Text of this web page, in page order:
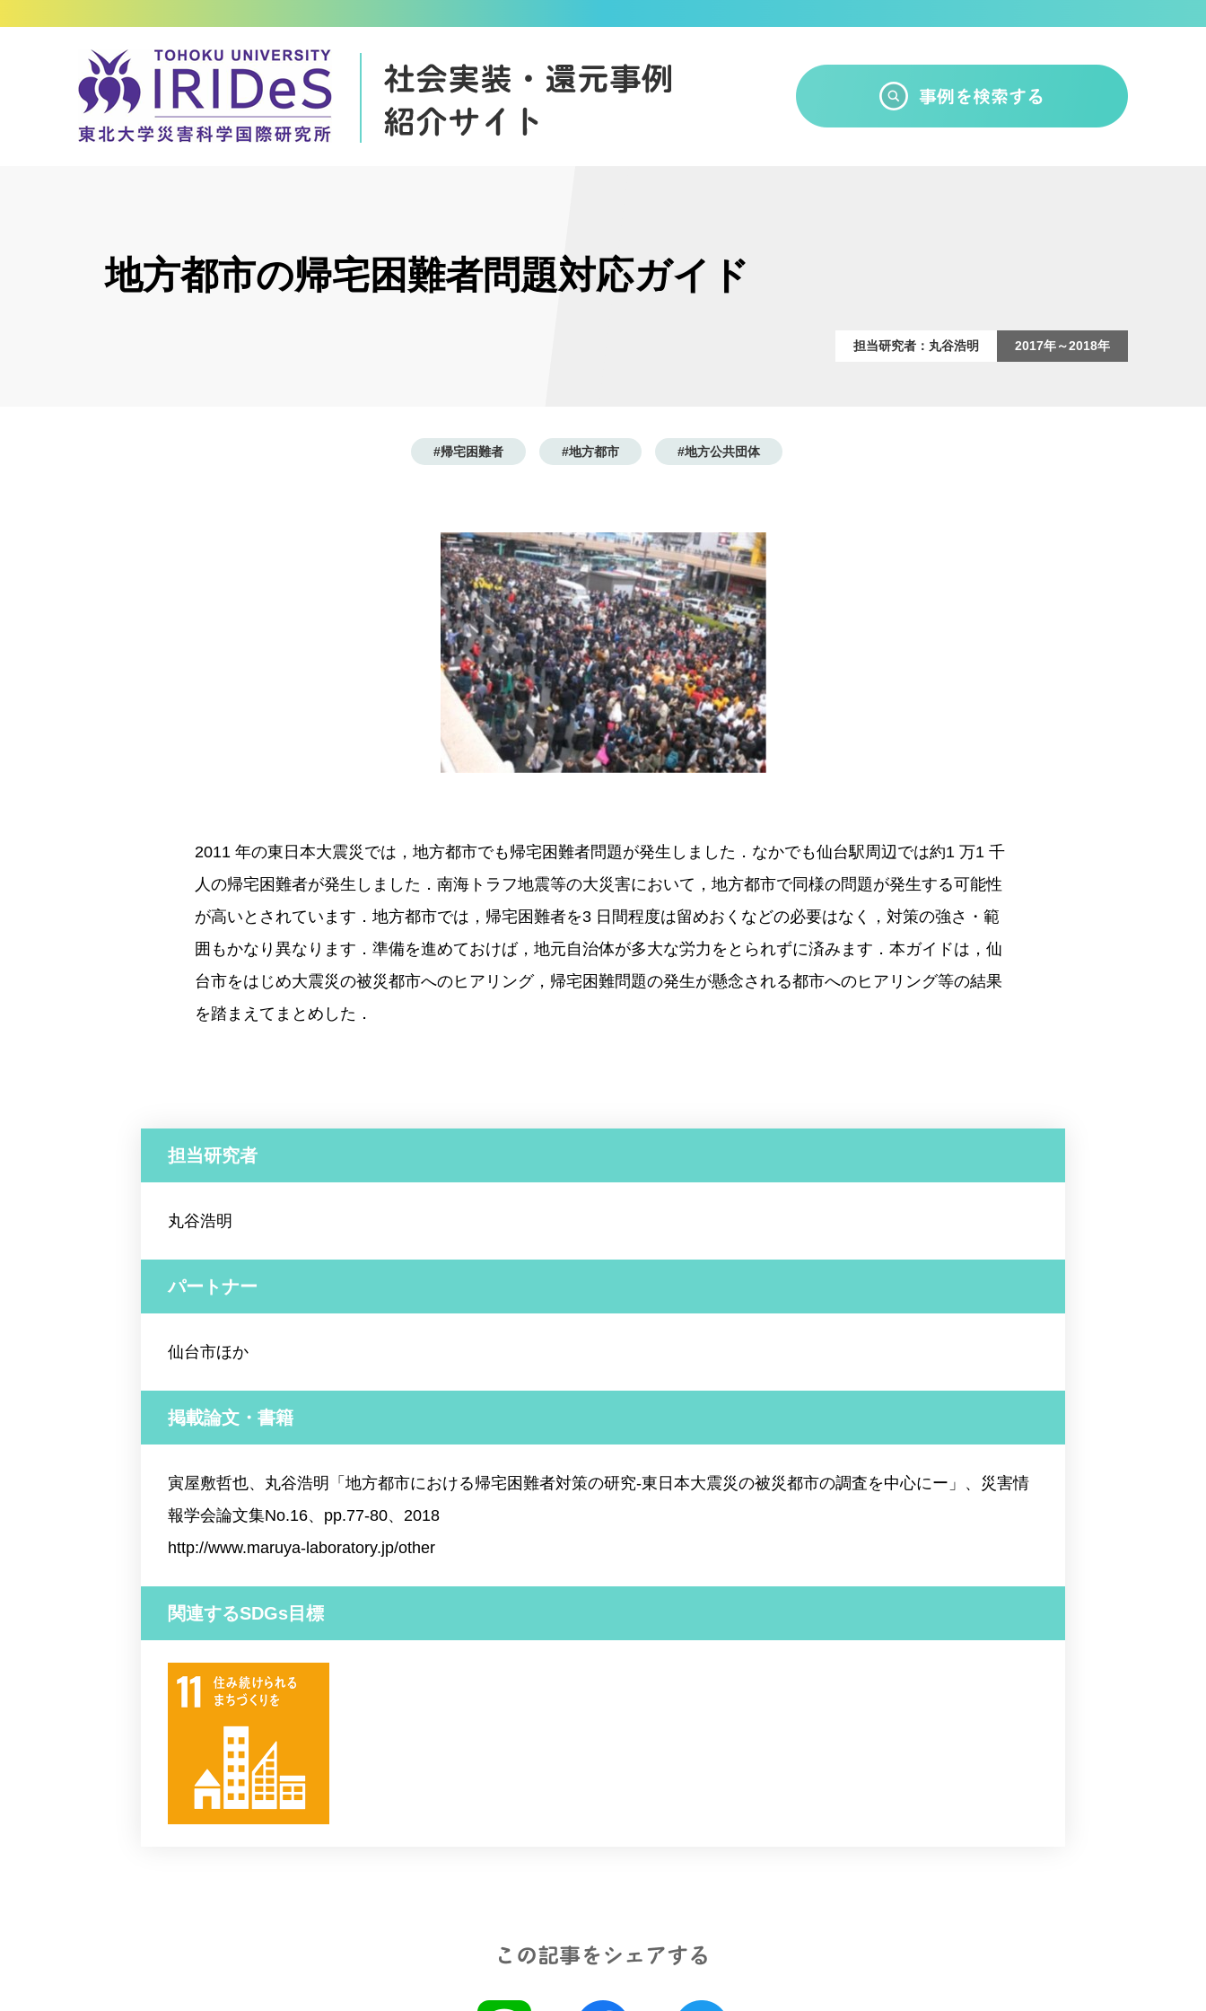
地方都市の帰宅困難者問題対応ガイド
担当研究者：丸谷浩明 2017年～2018年
#帰宅困難者 #地方都市 #地方公共団体
2011 年の東日本大震災では，地方都市でも帰宅困難者問題が発生しました．なかでも仙台駅周辺では約1 万1 千
人の帰宅困難者が発生しました．南海トラフ地震等の大災害において，地方都市で同様の問題が発生する可能性
が高いとされています．地方都市では，帰宅困難者を3 日間程度は留めおくなどの必要はなく，対策の強さ・範
囲もかなり異なります．準備を進めておけば，地元自治体が多大な労力をとられずに済みます．本ガイドは，仙
台市をはじめ大震災の被災都市へのヒアリング，帰宅困難問題の発生が懸念される都市へのヒアリング等の結果
を踏まえてまとめした．
担当研究者
丸谷浩明
パートナー
仙台市ほか
掲載論文・書籍
寅屋敷哲也、丸谷浩明「地方都市における帰宅困難者対策の研究-東日本大震災の被災都市の調査を中心にー」、災害情
報学会論文集No.16、pp.77-80、2018
http://www.maruya-laboratory.jp/other
関連するSDGs目標